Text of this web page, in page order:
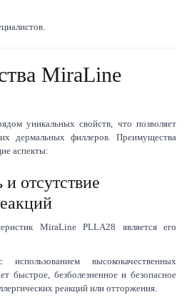
MiraLine
уникальных свойств, что позволяет
дермальных филлеров. Преимущества
аспекты:
отсутствие
MiraLine PLLA28 является его
высококачественных
быстрое, безболезненное и безопасное
реакций или отторжения.